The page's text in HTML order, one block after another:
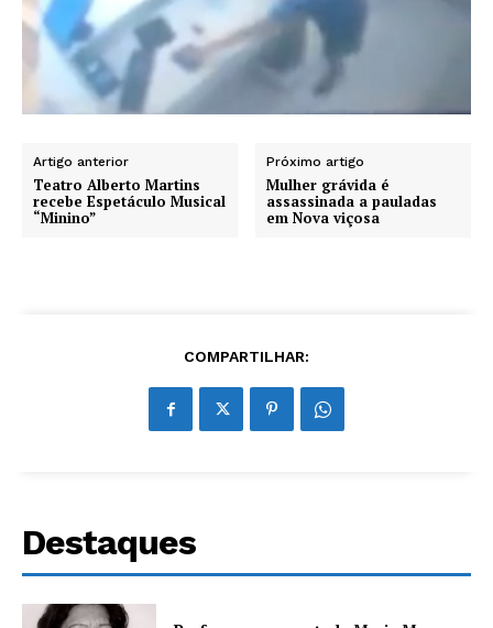
Artigo anterior
Teatro Alberto Martins
recebe Espetáculo Musical
“Minino”
Próximo artigo
Mulher grávida é
assassinada a pauladas
em Nova viçosa
COMPARTILHAR:
Destaques